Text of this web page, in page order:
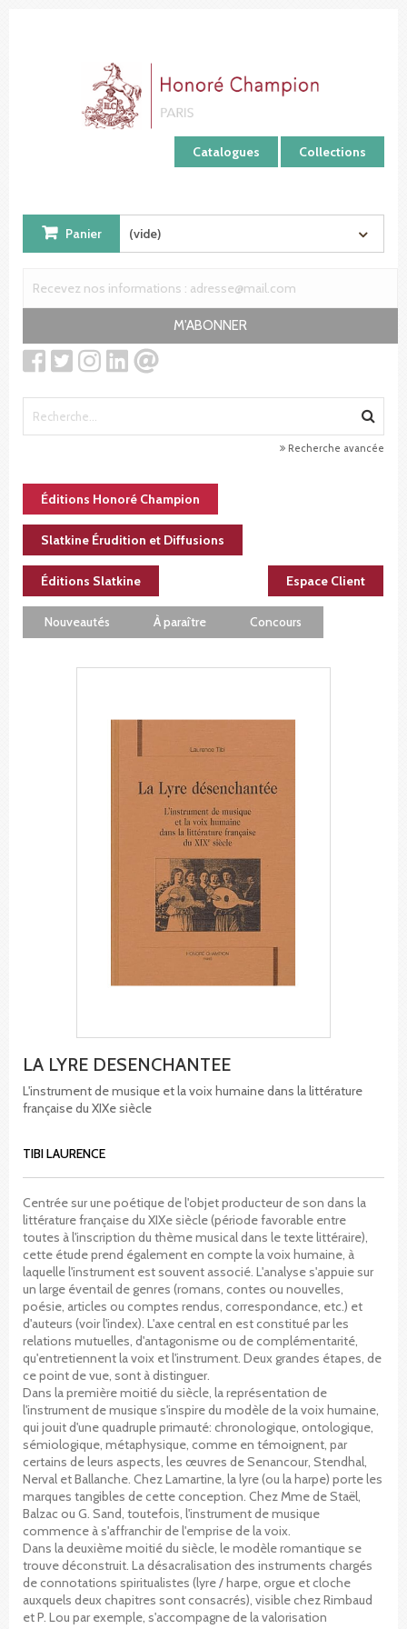
Catalogues Collections
Panier (vide)
M'ABONNER
Recherche avancée
Éditions Honoré Champion
Slatkine Érudition et Diffusions
Éditions Slatkine Espace Client
Nouveautés À paraître Concours
LA LYRE DESENCHANTEE
L'instrument de musique et la voix humaine dans la littérature
française du XIXe siècle
TIBI LAURENCE
Centrée sur une poétique de l'objet producteur de son dans la
littérature française du XIXe siècle (période favorable entre
toutes à l'inscription du thème musical dans le texte littéraire),
cette étude prend également en compte la voix humaine, à
laquelle l'instrument est souvent associé. L'analyse s'appuie sur
un large éventail de genres (romans, contes ou nouvelles,
poésie, articles ou comptes rendus, correspondance, etc.) et
d'auteurs (voir l'index). L'axe central en est constitué par les
relations mutuelles, d'antagonisme ou de complémentarité,
qu'entretiennent la voix et l'instrument. Deux grandes étapes, de
ce point de vue, sont à distinguer.
Dans la première moitié du siècle, la représentation de
l'instrument de musique s'inspire du modèle de la voix humaine,
qui jouit d'une quadruple primauté: chronologique, ontologique,
sémiologique, métaphysique, comme en témoignent, par
certains de leurs aspects, les œuvres de Senancour, Stendhal,
Nerval et Ballanche. Chez Lamartine, la lyre (ou la harpe) porte les
marques tangibles de cette conception. Chez Mme de Staël,
Balzac ou G. Sand, toutefois, l'instrument de musique
commence à s'affranchir de l'emprise de la voix.
Dans la deuxième moitié du siècle, le modèle romantique se
trouve déconstruit. La désacralisation des instruments chargés
de connotations spiritualistes (lyre / harpe, orgue et cloche
auxquels deux chapitres sont consacrés), visible chez Rimbaud
et P. Lou par exemple, s'accompagne de la valorisation